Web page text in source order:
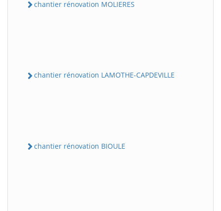
chantier rénovation MOLIERES
chantier rénovation LAMOTHE-CAPDEVILLE
chantier rénovation BIOULE